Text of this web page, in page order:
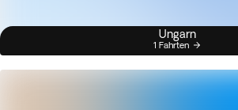
Ungarn
1 Fahrten